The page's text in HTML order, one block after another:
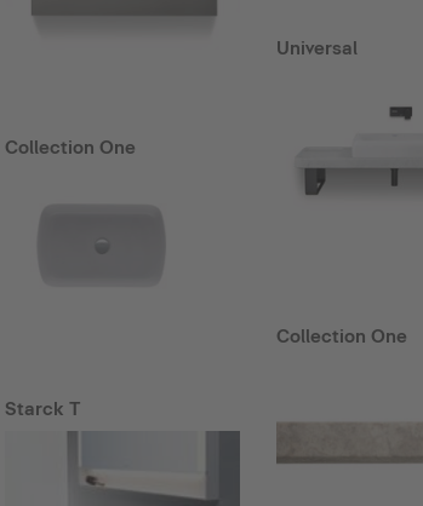
Collection One
Starck T
Universal
Collection One